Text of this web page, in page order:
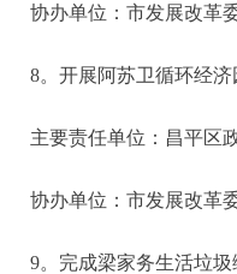
协办单位：市发展改革委
8。开展阿苏卫循环经济
主要责任单位：昌平区政
协办单位：市发展改革委
9。完成梁家务生活垃圾